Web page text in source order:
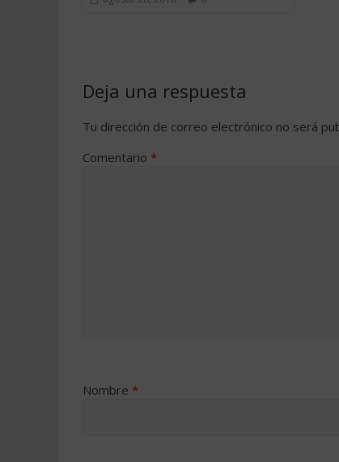
Deja una respuesta
Tu dirección de correo electrónico no será
Comentario *
Nombre *